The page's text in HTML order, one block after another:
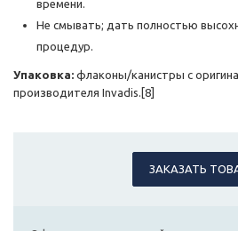
времени.
Не смывать; дать полностью
процедур.
Упаковка: флаконы/канистры с
производителя Invadis.[8]
ЗАКАЗАТЬ